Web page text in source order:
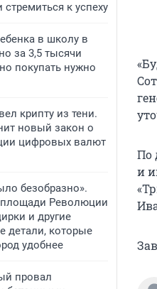
стремиться к успеху
в школу в
за 3,5 тысячи
покупать нужно
крипту из тени.
новый закон о
цифровых валют
безобразно».
Революции
и другие
детали, которые
удобнее
провал
По
и